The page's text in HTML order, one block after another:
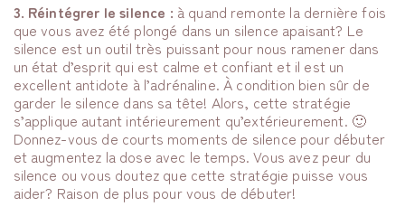
3. Réintégrer le silence : à quand remonte la dernière fois
que vous avez été plongé dans un silence apaisant? Le
silence est un outil très puissant pour nous ramener dans
un état d’esprit qui est calme et confiant et il est un
excellent antidote à l’adrénaline. À condition bien sûr de
garder le silence dans sa tête! Alors, cette stratégie
s’applique autant intérieurement qu’extérieurement. 🙂
Donnez-vous de courts moments de silence pour débuter
et augmentez la dose avec le temps. Vous avez peur du
silence ou vous doutez que cette stratégie puisse vous
aider? Raison de plus pour vous de débuter!